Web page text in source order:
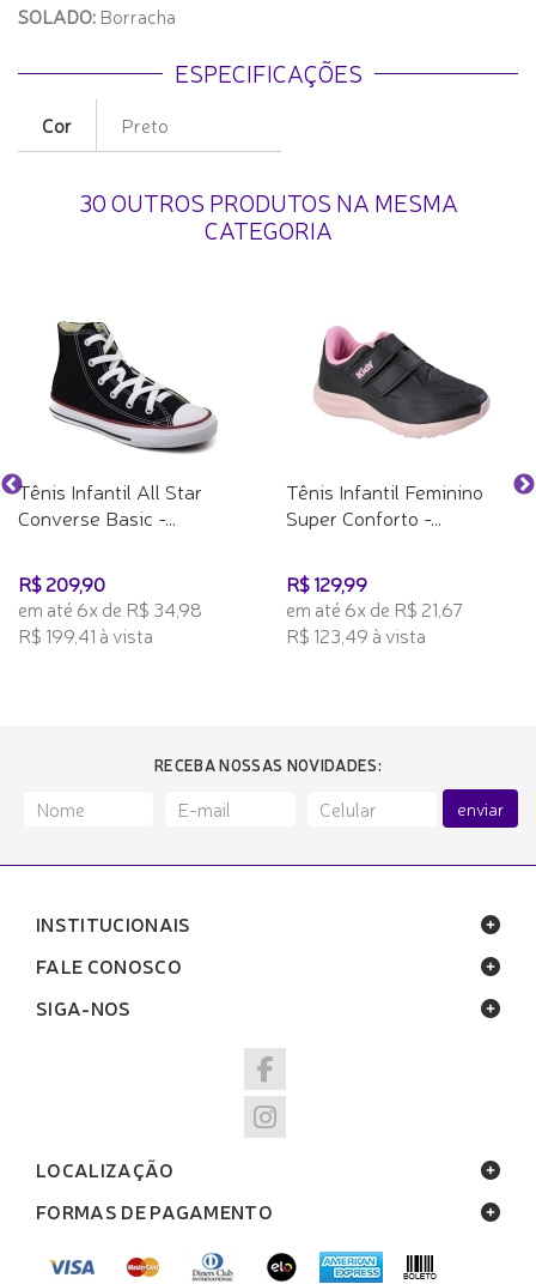
SOLADO: Borracha
ESPECIFICAÇÕES
Cor Preto
30 OUTROS PRODUTOS NA MESMA
CATEGORIA
Tênis Infantil All Star
Converse Basic -...
R$ 209,90
em até 6x de R$ 34,98
R$ 199,41 à vista
Tênis Infantil Feminino
Super Conforto -...
R$ 129,99
em até 6x de R$ 21,67
R$ 123,49 à vista
RECEBA NOSSAS NOVIDADES:
enviar
INSTITUCIONAIS
FALE CONOSCO
SIGA-NOS
LOCALIZAÇÃO
FORMAS DE PAGAMENTO